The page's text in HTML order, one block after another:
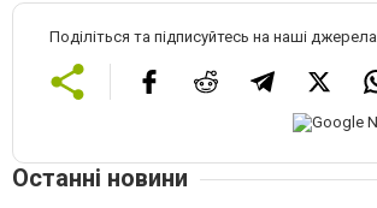
Поділіться та підписуйтесь на наші джерела
Останні новини